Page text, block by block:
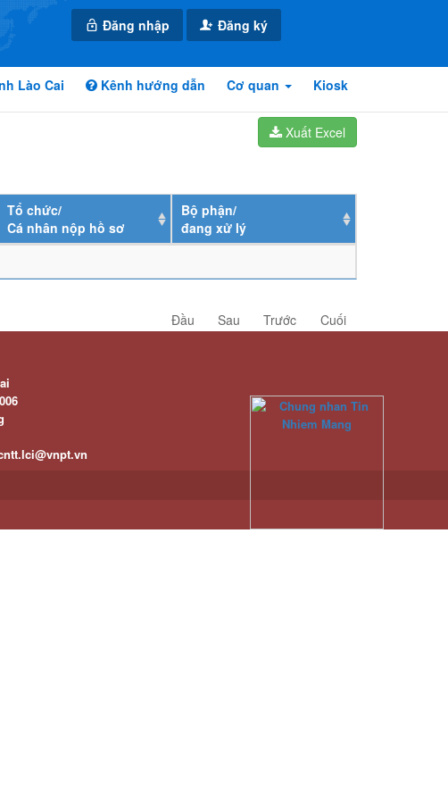
Đăng nhập Đăng ký
Lào Cai Kênh hướng dẫn Cơ quan Kiosk
Xuất Excel
Tổ chức/
Cá nhân nộp hồ sơ
Bộ phận/
đang xử lý
Đầu Sau Trước Cuối